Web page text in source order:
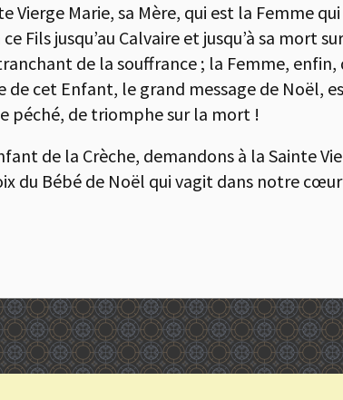
Marie, sa Mère, qui est la Femme
Fils jusqu’au Calvaire et jusqu’à sa mort
de la souffrance ; la Femme,
de cet Enfant, le grand message de Noël,
péché, de triomphe sur la mort !
de la Crèche, demandons à la Sainte
du Bébé de Noël qui vagit dans notre